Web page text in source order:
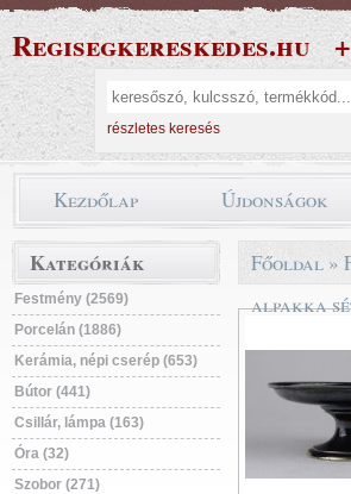
Regisegkereskedes.hu
részletes keresés
Kezdőlap Újdonságok
Kategóriák
Festmény (2569)
Porcelán (1886)
Kerámia, népi cserép (653)
Bútor (441)
Csillár, lámpa (163)
Óra (32)
Szobor (271)
Főoldal »
alpakka